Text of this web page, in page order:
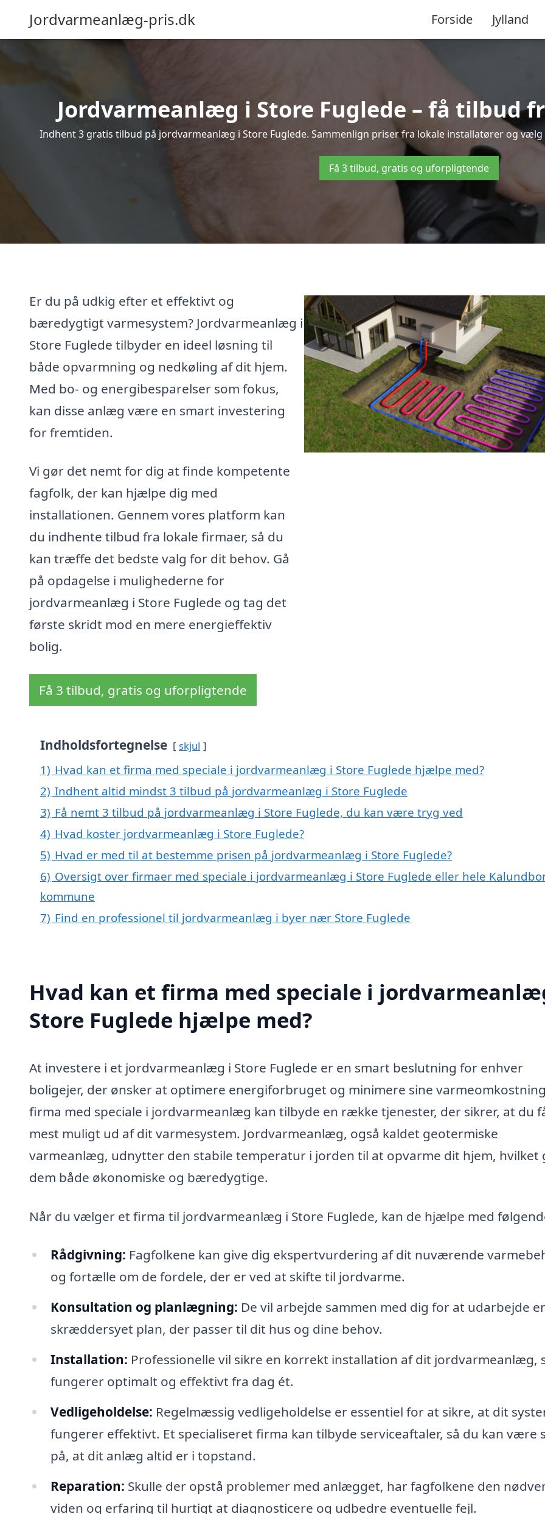
Jordvarmeanlæg-pris.dk Forside Jylland
Jordvarmeanlæg i Store Fuglede – få tilbud
Indhent 3 gratis tilbud på jordvarmeanlæg i Store Fuglede. Sammenlign priser fra lokale installatører og
Få 3 tilbud, gratis og uforpligtende
Er du på udkig efter et effektivt og
bæredygtigt varmesystem? Jordvarmeanlæg i
Store Fuglede tilbyder en ideel løsning til
både opvarmning og nedkøling af dit hjem.
Med bo- og energibesparelser som fokus,
kan disse anlæg være en smart investering
for fremtiden.
Vi gør det nemt for dig at finde kompetente
fagfolk, der kan hjælpe dig med
installationen. Gennem vores platform kan
du indhente tilbud fra lokale firmaer, så du
kan træffe det bedste valg for dit behov. Gå
på opdagelse i mulighederne for
jordvarmeanlæg i Store Fuglede og tag det
første skridt mod en mere energieffektiv
bolig.
Få 3 tilbud, gratis og uforpligtende
Indholdsfortegnelse skjul
1) Hvad kan et firma med speciale i jordvarmeanlæg i Store Fuglede hjælpe med?
2) Indhent altid mindst 3 tilbud på jordvarmeanlæg i Store Fuglede
3) Få nemt 3 tilbud på jordvarmeanlæg i Store Fuglede, du kan være tryg ved
4) Hvad koster jordvarmeanlæg i Store Fuglede?
5) Hvad er med til at bestemme prisen på jordvarmeanlæg i Store Fuglede?
6) Oversigt over firmaer med speciale i jordvarmeanlæg i Store Fuglede eller hele
kommune
7) Find en professionel til jordvarmeanlæg i byer nær Store Fuglede
Hvad kan et firma med speciale i
Store Fuglede hjælpe med?
At investere i et jordvarmeanlæg i Store Fuglede er en smart beslutning for enhver
boligejer, der ønsker at optimere energiforbruget og minimere sine
firma med speciale i jordvarmeanlæg kan tilbyde en række tjenester, der sikrer, at du
mest muligt ud af dit varmesystem. Jordvarmeanlæg, også kaldet geotermiske
varmeanlæg, udnytter den stabile temperatur i jorden til at opvarme dit hjem, hvilket
dem både økonomiske og bæredygtige.
Når du vælger et firma til jordvarmeanlæg i Store Fuglede, kan de hjælpe med
Rådgivning: Fagfolkene kan give dig ekspertvurdering af dit nuværende
og fortælle om de fordele, der er ved at skifte til jordvarme.
Konsultation og planlægning: De vil arbejde sammen med dig for at udarbejde
skræddersyet plan, der passer til dit hus og dine behov.
Installation: Professionelle vil sikre en korrekt installation af dit jordvarmeanlæg,
fungerer optimalt og effektivt fra dag ét.
Vedligeholdelse: Regelmæssig vedligeholdelse er essentiel for at sikre, at dit
fungerer effektivt. Et specialiseret firma kan tilbyde serviceaftaler, så du kan være
på, at dit anlæg altid er i topstand.
Reparation: Skulle der opstå problemer med anlægget, har fagfolkene den
viden og erfaring til hurtigt at diagnosticere og udbedre eventuelle fejl.